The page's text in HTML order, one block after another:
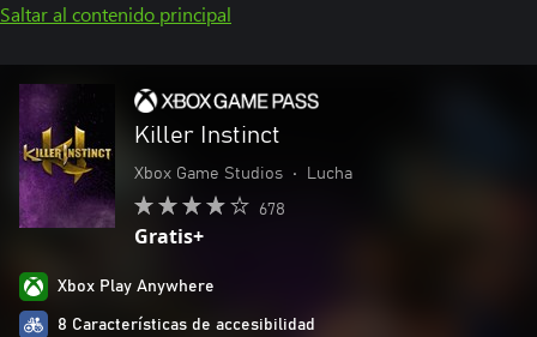
Saltar al contenido principal
Killer Instinct
Xbox Game Studios • Lucha
678
Gratis+
Xbox Play Anywhere
8 Características de accesibilidad